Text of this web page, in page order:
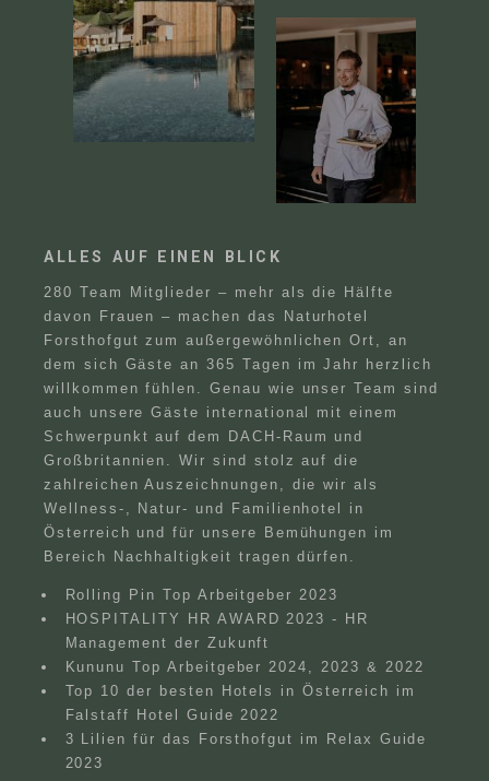
ALLES AUF EINEN BLICK
280 Team Mitglieder – mehr als die Hälfte
davon Frauen – machen das Naturhotel
Forsthofgut zum außergewöhnlichen Ort, an
dem sich Gäste an 365 Tagen im Jahr herzlich
willkommen fühlen. Genau wie unser Team sind
auch unsere Gäste international mit einem
Schwerpunkt auf dem DACH-Raum und
Großbritannien. Wir sind stolz auf die
zahlreichen Auszeichnungen, die wir als
Wellness-, Natur- und Familienhotel in
Österreich und für unsere Bemühungen im
Bereich Nachhaltigkeit tragen dürfen.
Rolling Pin Top Arbeitgeber 2023
HOSPITALITY HR AWARD 2023 - HR
Management der Zukunft
Kununu Top Arbeitgeber 2024, 2023 & 2022
Top 10 der besten Hotels in Österreich im
Falstaff Hotel Guide 2022
3 Lilien für das Forsthofgut im Relax Guide
2023